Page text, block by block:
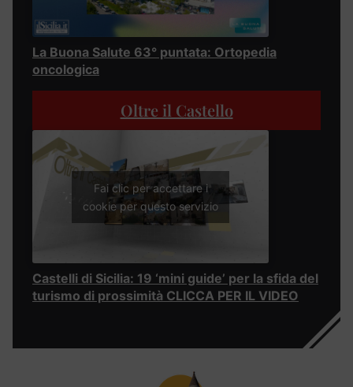
La Buona Salute 63° puntata: Ortopedia
oncologica
Oltre il Castello
Fai clic per accettare i
cookie per questo servizio
Castelli di Sicilia: 19 ‘mini guide’ per la sfida del
turismo di prossimità CLICCA PER IL VIDEO